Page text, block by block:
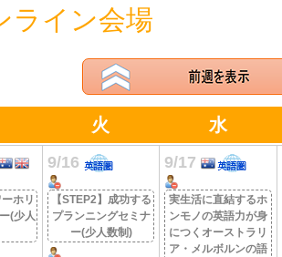
ライン会場
火 水
ーホリ
(少人
9/16
【STEP2】成功する
プランニングセミナ
ー(少人数制)
9/17
実生活に直結するホ
ンモノの英語力が身
につくオーストラリ
ア・メルボルンの語